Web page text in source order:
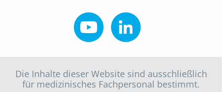
Die Inhalte dieser Website sind ausschließlich
für medizinisches Fachpersonal bestimmt.